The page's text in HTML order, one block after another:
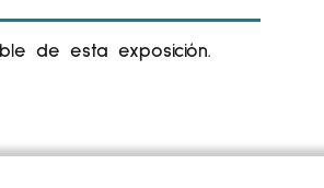
de esta exposición.